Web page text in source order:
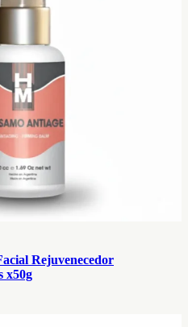
Rejuvenecedor
x50g